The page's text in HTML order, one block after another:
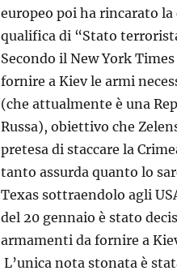
europeo poi ha rincarato
qualifica di “Stato
Secondo il New York
fornire a Kiev le armi
(che attualmente è una
Russa), obiettivo che
pretesa di staccare la
tanto assurda quanto lo
Texas sottraendolo agli
del 20 gennaio è stato
armamenti da fornire a
L’unica nota stonata è